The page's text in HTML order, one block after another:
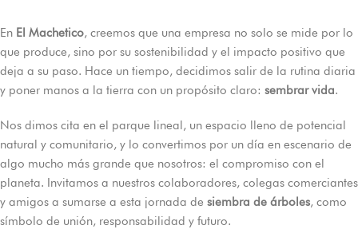
En El Machetico, creemos que una empresa no solo se mide por lo
que produce, sino por su sostenibilidad y el impacto positivo que
deja a su paso. Hace un tiempo, decidimos salir de la rutina diaria
y poner manos a la tierra con un propósito claro: sembrar vida.
Nos dimos cita en el parque lineal, un espacio lleno de potencial
natural y comunitario, y lo convertimos por un día en escenario de
algo mucho más grande que nosotros: el compromiso con el
planeta. Invitamos a nuestros colaboradores, colegas comerciantes
y amigos a sumarse a esta jornada de siembra de árboles, como
símbolo de unión, responsabilidad y futuro.